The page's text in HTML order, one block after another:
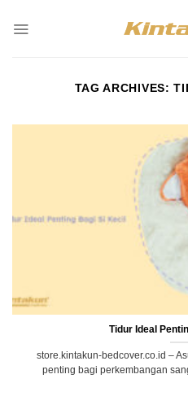
TAG ARCHIVES:
Tidur Ideal
store.kintakun-bedcover.co.id –
penting bagi perkembangan